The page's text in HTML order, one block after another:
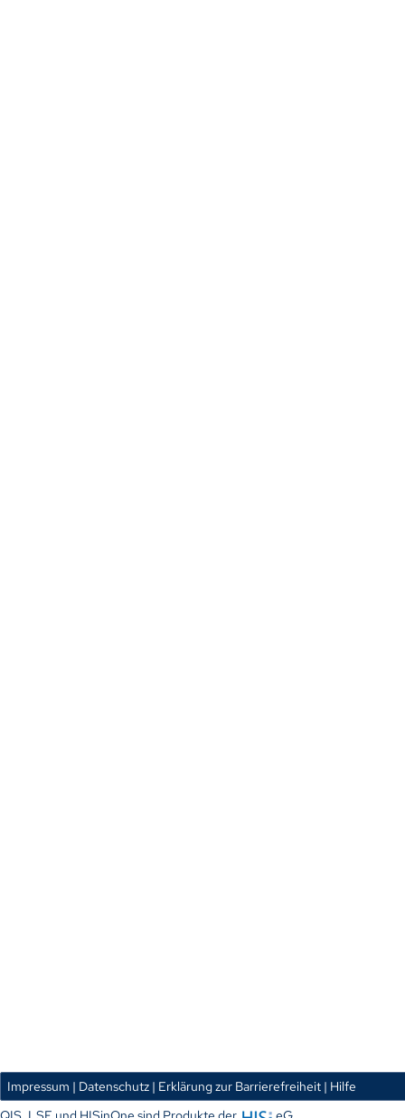
Impressum | Datenschutz | Erklärung zur Barrierefreiheit | Hilfe